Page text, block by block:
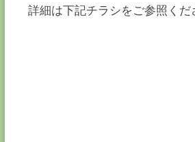
る
千
詳細は下記チラシをご参照くだ